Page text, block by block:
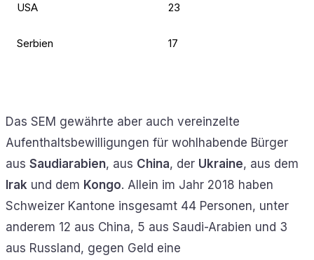
USA 23
Serbien 17
Das SEM gewährte aber auch vereinzelte
Aufenthaltsbewilligungen für wohlhabende Bürger
aus Saudiarabien, aus China, der Ukraine, aus dem
Irak und dem Kongo. Allein im Jahr 2018 haben
Schweizer Kantone insgesamt 44 Personen, unter
anderem 12 aus China, 5 aus Saudi-Arabien und 3
aus Russland, gegen Geld eine